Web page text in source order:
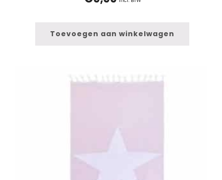
Toevoegen aan winkelwagen